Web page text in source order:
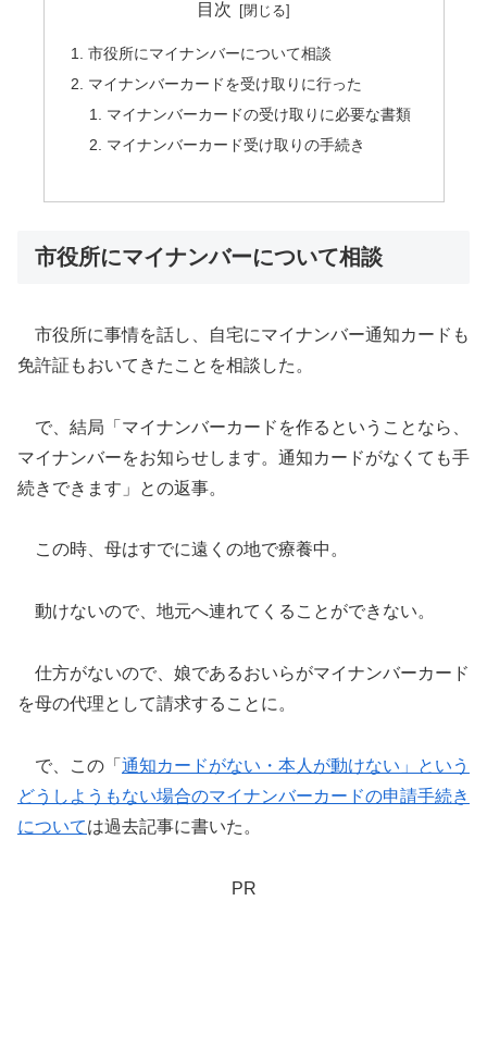
目次
市役所にマイナンバーについて相談
マイナンバーカードを受け取りに行った
マイナンバーカードの受け取りに必要な書類
マイナンバーカード受け取りの手続き
市役所にマイナンバーについて相談
市役所に事情を話し、自宅にマイナンバー通知カードも
免許証もおいてきたことを相談した。
で、結局「マイナンバーカードを作るということなら、
マイナンバーをお知らせします。通知カードがなくても手
続きできます」との返事。
この時、母はすでに遠くの地で療養中。
動けないので、地元へ連れてくることができない。
仕方がないので、娘であるおいらがマイナンバーカード
を母の代理として請求することに。
で、この「 通知カードがない・本人が動けない」という
どうしようもない場合のマイナンバーカードの申請手続き
については過去記事に書いた。
PR